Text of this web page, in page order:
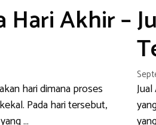
Hari Akhir –
hari dimana proses
Pada hari tersebut,